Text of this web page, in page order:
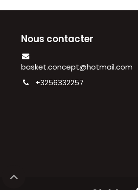
Nous contacter
basket.concept@hotmail.com
+3256332257